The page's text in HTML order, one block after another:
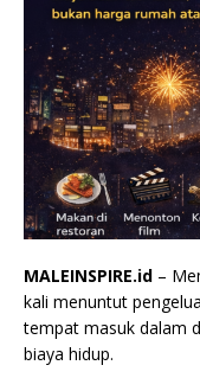
MALEINSPIRE.id –
kali menuntut
tempat masuk dalam
biaya hidup.